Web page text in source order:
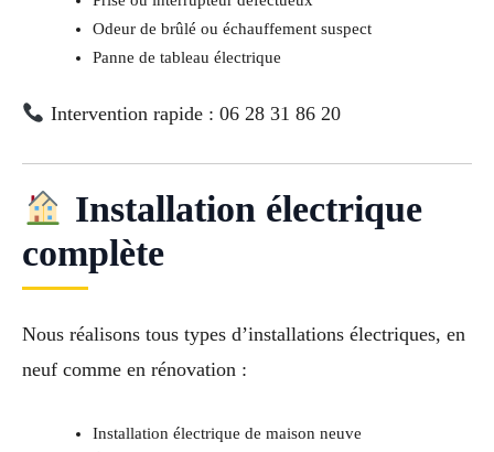
Odeur de brûlé ou échauffement suspect
Panne de tableau électrique
Intervention rapide : 06 28 31 86 20
Installation électrique
complète
Nous réalisons tous types d’installations électriques, en
neuf comme en rénovation :
Installation électrique de maison neuve